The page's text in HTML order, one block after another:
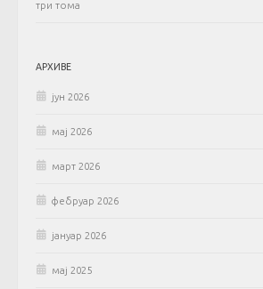
три тома
АРХИВЕ
јун 2026
мај 2026
март 2026
фебруар 2026
јануар 2026
мај 2025